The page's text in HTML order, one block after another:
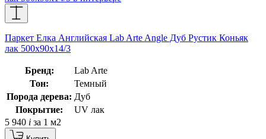
Паркет Елка Английская Lab Arte Angle Дуб Рустик Коньяк
лак 500х90х14/3
Бренд:
Lab Arte
Тон:
Темный
Порода дерева: Дуб
Покрытие:
UV лак
5 940 i за 1 м2